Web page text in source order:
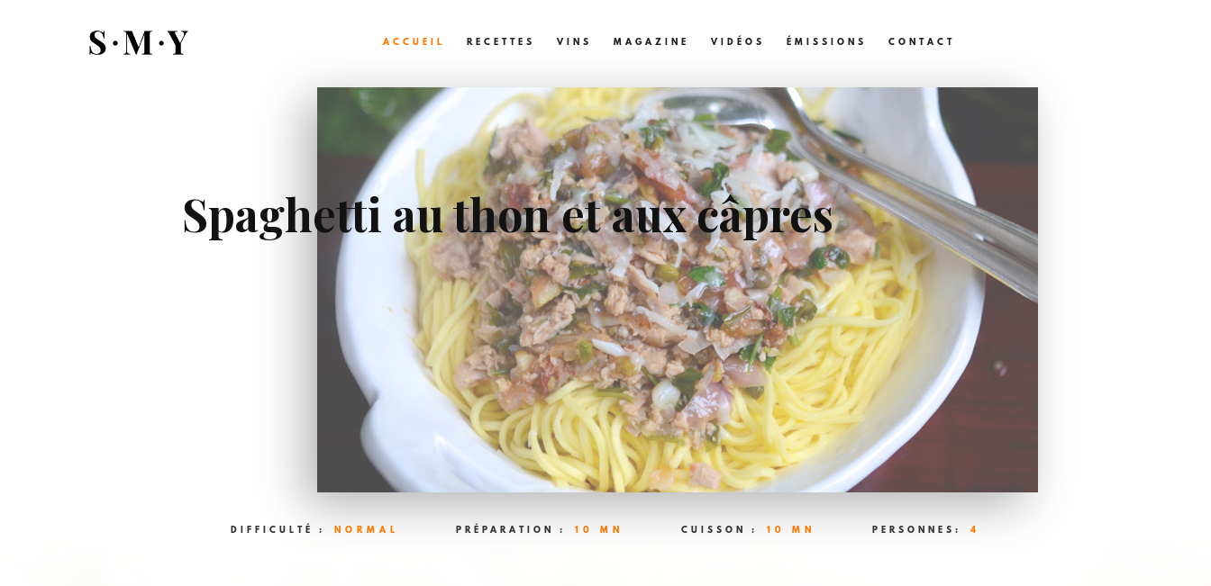
ACCUEIL RECETTES VINS MAGAZINE VIDÉOS ÉMISSIONS CONTACT
Spaghetti au thon et aux câpres
DIFFICULTÉ : NORMAL PRÉPARATION : 10 MN CUISSON : 10 MN PERSONNES: 4